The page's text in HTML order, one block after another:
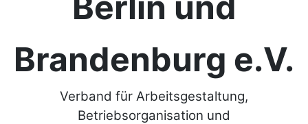
Brandenburg e.V.
Verband für Arbeitsgestaltung,
Betriebsorganisation und